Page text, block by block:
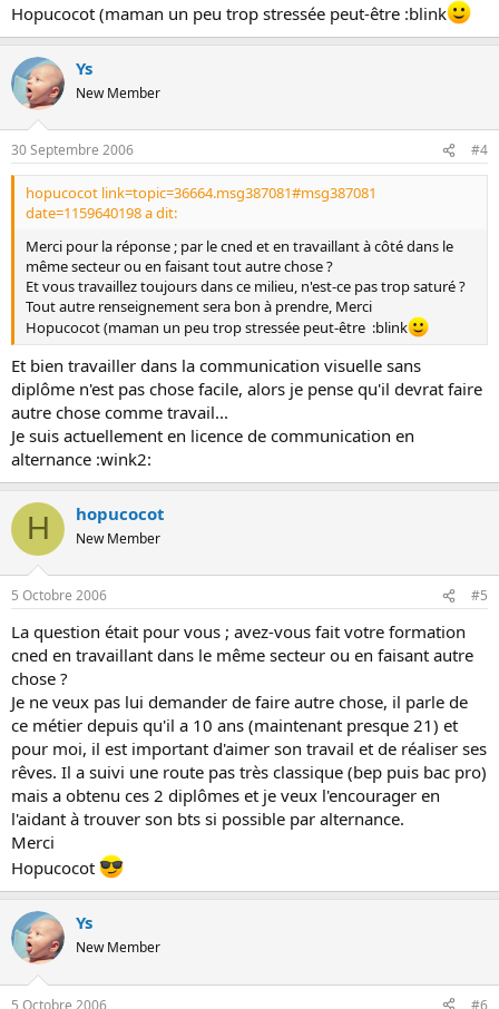
Hopucocot (maman un peu trop stressée peut-être :blink
Ys
New Member
30 Septembre 2006 #4
hopucocot link=topic=36664.msg387081#msg387081
date=1159640198 a dit:
Merci pour la réponse ; par le cned et en travaillant à côté dans le
même secteur ou en faisant tout autre chose ?
Et vous travaillez toujours dans ce milieu, n'est-ce pas trop saturé ?
Tout autre renseignement sera bon à prendre, Merci
Hopucocot (maman un peu trop stressée peut-être :blink
Et bien travailler dans la communication visuelle sans
diplôme n'est pas chose facile, alors je pense qu'il devrat faire
autre chose comme travail...
Je suis actuellement en licence de communication en
alternance :wink2:
H hopucocot
New Member
5 Octobre 2006 #5
La question était pour vous ; avez-vous fait votre formation
cned en travaillant dans le même secteur ou en faisant autre
chose ?
Je ne veux pas lui demander de faire autre chose, il parle de
ce métier depuis qu'il a 10 ans (maintenant presque 21) et
pour moi, il est important d'aimer son travail et de réaliser ses
rêves. Il a suivi une route pas très classique (bep puis bac pro)
mais a obtenu ces 2 diplômes et je veux l'encourager en
l'aidant à trouver son bts si possible par alternance.
Merci
Hopucocot
Ys
New Member
5 Octobre 2006 #6